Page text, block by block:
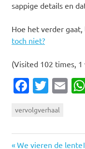
sappige details en
Hoe het verder gaat,
toch niet?
(Visited 102 times, 1
vervolgverhaal
Vorige
We vieren de lente